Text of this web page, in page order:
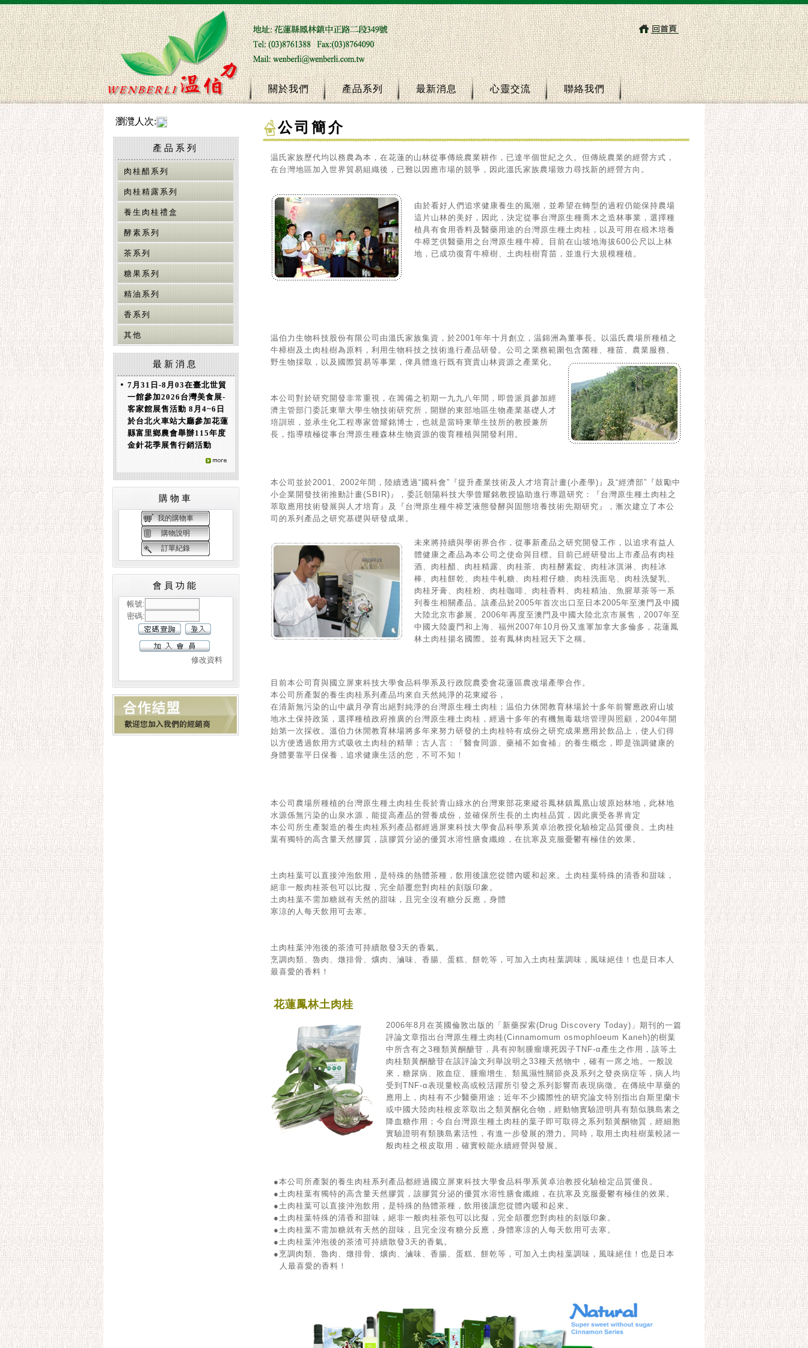
關於我們 產品系列 最新消息 心靈交流 聯絡我們
瀏灠人次:
產品系列
肉桂醋系列
肉桂精露系列
養生肉桂禮盒
酵素系列
茶系列
糖果系列
精油系列
香系列
其他
最新消息
• 7月31日-8月03在臺北世貿
一館參加2026台灣美食展-
客家館展售活動 8月4~6日
於台北火車站大廳參加花蓮
縣富里鄉農會舉辦115年度
金針花季展售行銷活動
購物車
我的購物車
購物說明
訂單紀錄
會員功能
帳號:
密碼:
修改資料
公司簡介
温氏家族歷代均以務農為本，在花蓮的山林從事傳統農業耕作，已達半個世紀之久。但傳統農業的經營方式，
在台灣地區加入世界貿易組織後，已難以因應市場的競爭，因此溫氏家族農場致力尋找新的經營方向。
由於看好人們追求健康養生的風潮，並希望在轉型的過程仍能保持農場
這片山林的美好，因此，決定從事台灣原生種喬木之造林事業，選擇種
植具有食用香料及醫藥用途的台灣原生種土肉桂，以及可用在椴木培養
牛樟芝供醫藥用之台灣原生種牛樟。目前在山坡地海拔600公尺以上林
地，已成功復育牛樟樹、土肉桂樹育苗，並進行大規模種植。
温伯力生物科技股份有限公司由溫氏家族集資，於2001年年十月創立，温錦洲為董事長。以温氏農場所種植之
牛樟樹及土肉桂樹為原料，利用生物科技之技術進行產品研發。公司之業務範圍包含菌種、種苗、農業服務、
野生物採取，以及國際貿易等事業，俾具體進行既有寶貴山林資源之 產業化。
本公司對於研究開發非常重視，在籌備之初期一九九八年間，即曾派員參加經
濟主管部门委託東華大學生物技術研究所，開辦的東部地區生物產業基礎人才
培訓班，並承生化工程專家曾耀銘博士，也就是當時東華生技所的教授兼所
長，指導積極從事台灣原生種森林生物資源的復育種植與開發利用。
本公司並於2001、2002年間，陸續透過“國科會”『提升產業技術及人才培育計畫(小產學)』及“經濟部”『鼓勵中
小企業開發技術推動計畫(SBIR)』，委託朝陽科技大學曾耀銘教授協助進行專題研究：『台灣原生種土肉桂之
萃取應用技術發展與人才培育』及『台灣原生種牛樟芝液態發酵與固態培養技術先期研究』，漸次建立了本公
司的系列產品之研究基礎與研發成果。
未來將持續與學術界合作，從事新產品之研究開發工作，以追求有益人
體健康之產品為本公司之使命與目標。目前已經研發出上市產品有肉桂
酒、肉桂醋、肉桂精露、肉桂茶、肉桂酵素錠、肉桂冰淇淋、肉桂冰
棒、肉桂餅乾、肉桂牛軋糖、肉桂柑仔糖、肉桂洗面皂、肉桂洗髮乳、
肉桂牙膏、肉桂粉、肉桂咖啡、肉桂香料、肉桂精油、魚腥草茶等一系
列養生相關產品。該產品於2005年首次出口至日本2005年至澳門及中國
大陸北京市參展、2006年再度至澳門及中國大陸北京市展售，2007年至
中國大陸廈門和上海、福州2007年10月份又進軍加拿大多倫多，花蓮鳳
林土肉桂揚名國際。並有鳳林肉桂冠天下之稱。
目前本公司育與國立屏東科技大學食品科學系及行政院農委會花蓮區農改場產學合作。
本公司所產製的養生肉桂系列產品均來自天然純淨的花東縱谷，
在清新無污染的山中歲月孕育出絕對純淨的台灣原生種土肉桂；温伯力休閒教育林場於十多年前響應政府山坡
地水土保持政策，選擇種植政府推廣的台灣原生種土肉桂，經過十多年的有機無毒栽培管理與照顧，2004年開
始第一次採收。溫伯力休閒教育林場將多年來努力研發的土肉桂特有成份之研究成果應用於飲品上，使人们得
以方便透過飲用方式吸收土肉桂的精華；古人言：「醫食同源、藥補不如食補」的養生概念，即是強調健康的
身體要靠平日保養，追求健康生活的您，不可不知！
本公司農場所種植的台灣原生種土肉桂生長於青山綠水的台灣東部花東縱谷鳳林鎮鳳凰山坡原始林地，此林地
水源係無污染的山泉水源，能提高產品的營養成份，並確保所生長的土肉桂品質，因此廣受各界肯定
本公司所生產製造的養生肉桂系列產品都經過屏東科技大學食品科學系黃卓治教授化驗檢定品質優良。土肉桂
葉有獨特的高含量天然膠質，該膠質分泌的優質水溶性膳食纖維，在抗寒及克服憂鬱有極佳的效果。
土肉桂葉可以直接沖泡飲用，是特殊的熱體茶種，飲用後讓您從體內暖和起來。土肉桂葉特殊的清香和甜味，
絕非一般肉桂茶包可以比擬，完全顛覆您對肉桂的刻版印象。
土肉桂葉不需加糖就有天然的甜味，且完全沒有糖分反應，身體
寒涼的人每天飲用可去寒。
土肉桂葉沖泡後的茶渣可持續散發3天的香氣。
烹調肉類、魯肉、燉排骨、爌肉、滷味、香腸、蛋糕、餅乾等，可加入土肉桂葉調味，風味絕佳！也是日本人
最喜愛的香料！
花蓮鳳林土肉桂
2006年8月在英國倫敦出版的「新藥探索(Drug Discovery Today)」期刊的一篇
評論文章指出台灣原生種土肉桂(Cinnamomum osmophloeum Kaneh)的樹葉
中所含有之3種類黃酮醣苷，具有抑制腫瘤壞死因子TNF-α產生之作用，該等土
肉桂類黃酮醣苷在該評論文列舉說明之33種天然物中，確有一席之地。一般說
來，糖尿病、敗血症、腫瘤增生、類風濕性關節炎及系列之發炎病症等，病人均
受到TNF-α表現量較高或較活躍所引發之系列影響而表現病徵。在傳統中草藥的
應用上，肉桂有不少醫藥用途；近年不少國際性的研究論文特別指出自斯里蘭卡
或中國大陸肉桂根皮萃取出之類黃酮化合物，經動物實驗證明具有類似胰島素之
降血糖作用；今自台灣原生種土肉桂的葉子即可取得之系列類黃酮物質，經細胞
實驗證明有類胰島素活性，有進一步發展的潛力。同時，取用土肉桂樹葉較諸一
般肉桂之根皮取用，確實較能永續經營與發展。
●本公司所產製的養生肉桂系列產品都經過國立屏東科技大學食品科學系黃卓治教授化驗檢定品質優良。
●土肉桂葉有獨特的高含量天然膠質，該膠質分泌的優質水溶性膳食纖維，在抗寒及克服憂鬱有極佳的效果。
●土肉桂葉可以直接沖泡飲用，是特殊的熱體茶種，飲用後讓您從體內暖和起來。
●土肉桂葉特殊的清香和甜味，絕非一般肉桂茶包可以比擬，完全顛覆您對肉桂的刻版印象。
●土肉桂葉不需加糖就有天然的甜味，且完全沒有糖分反應，身體寒涼的人每天飲用可去寒。
●土肉桂葉沖泡後的茶渣可持續散發3天的香氣。
●烹調肉類、魯肉、燉排骨、爌肉、滷味、香腸、蛋糕、餅乾等，可加入土肉桂葉調味，風味絕佳！也是日本
人最喜愛的香料！